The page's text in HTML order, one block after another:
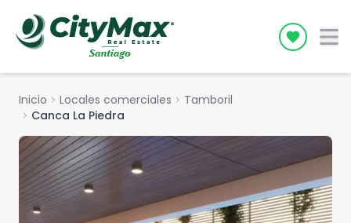
Icon
Inicio chevron_right Locales comerciales chevron_right Tamboril
chevron_right Canca La Piedra